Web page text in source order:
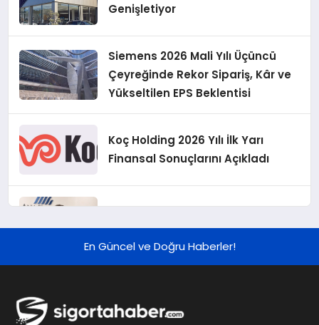
Genişletiyor
Siemens 2026 Mali Yılı Üçüncü
Çeyreğinde Rekor Sipariş, Kâr ve
Yükseltilen EPS Beklentisi
Koç Holding 2026 Yılı İlk Yarı
Finansal Sonuçlarını Açıkladı
Grup Müdürü Olarak Atandı
ürünleri uzun vadeyi tutuyor
En Güncel ve Doğru Haberler!